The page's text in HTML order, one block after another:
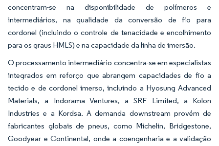
concentram-se na disponibilidade de polímeros e
intermediários, na qualidade da conversão de fio para
cordonel (incluindo o controle de tenacidade e encolhimento
para os graus HMLS) e na capacidade da linha de imersão.
O processamento intermediário concentra-se em especialistas
integrados em reforço que abrangem capacidades de fio a
tecido e de cordonel imerso, incluindo a Hyosung Advanced
Materials, a Indorama Ventures, a SRF Limited, a Kolon
Industries e a Kordsa. A demanda downstream provém de
fabricantes globais de pneus, como Michelin, Bridgestone,
Goodyear e Continental, onde a coengenharia e a validação